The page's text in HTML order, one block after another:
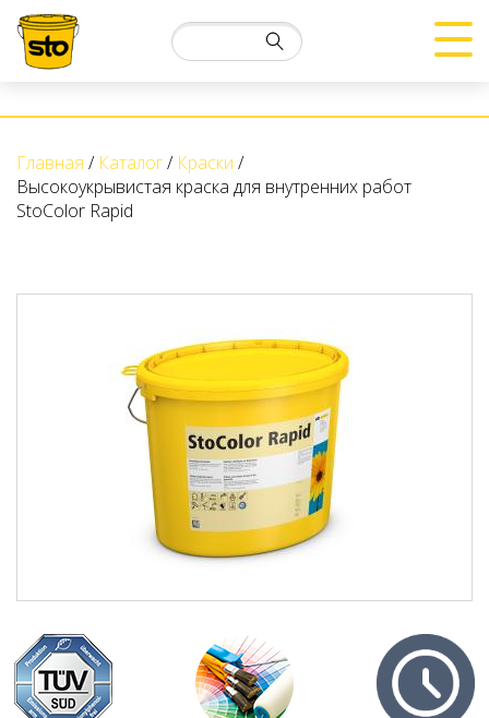
Главная Каталог
Краски
Высокоукрывистая краска для внутренних работ
StoColor Rapid